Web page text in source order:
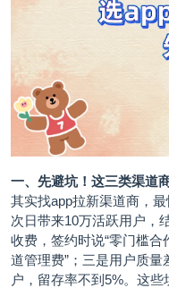
一、先避坑！这三类渠道
其实找app拉新渠道商，
次日带来10万活跃用户，
收费，签约时说“零门槛合
道管理费”；三是用户质
户，留存率不到5%。这